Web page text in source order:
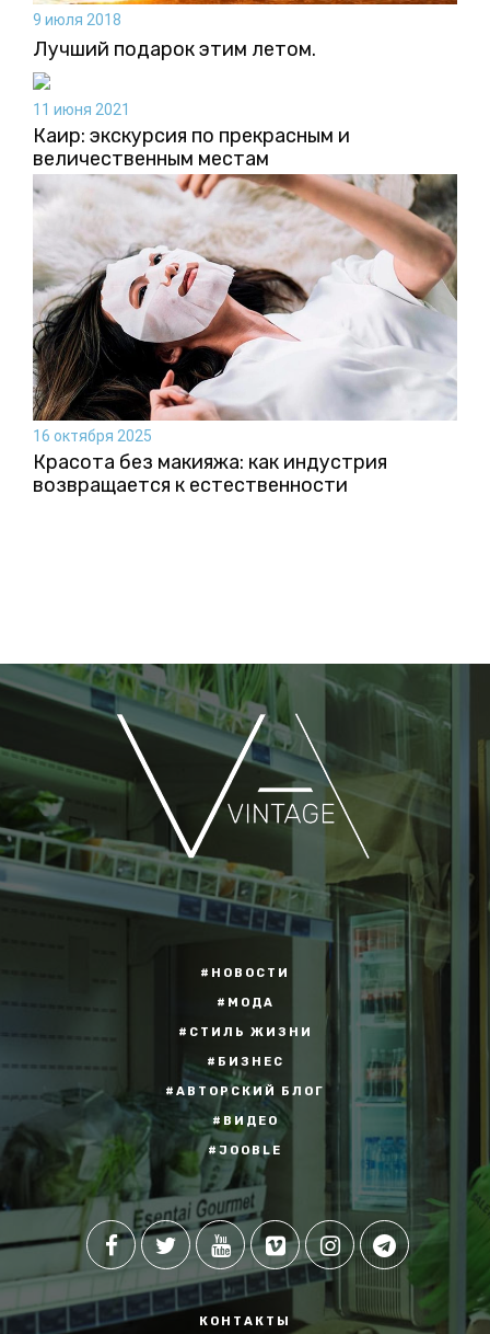
9 июля 2018
Лучший подарок этим летом.
11 июня 2021
Каир: экскурсия по прекрасным и
величественным местам
16 октября 2025
Красота без макияжа: как индустрия
возвращается к естественности
#НОВОСТИ
#МОДА
#СТИЛЬ ЖИЗНИ
#БИЗНЕС
#АВТОРСКИЙ БЛОГ
#ВИДЕО
#JOOBLE
КОНТАКТЫ